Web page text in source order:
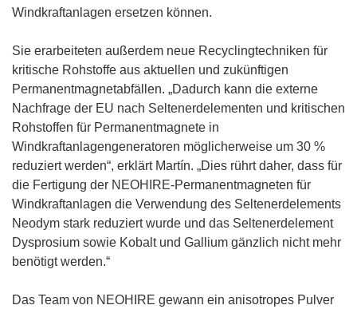
n
e
t
i
n
e
u
e
m
F
s
Windkraftanlagen ersetzen können.
Sie erarbeiteten außerdem neue Recyclingtechniken für
kritische Rohstoffe aus aktuellen und zukünftigen
Permanentmagnetabfällen. „Dadurch kann die externe
Nachfrage der EU nach Seltenerdelementen und kritischen
Rohstoffen für Permanentmagnete in
Windkraftanlagengeneratoren möglicherweise um 30 %
reduziert werden“, erklärt Martín. „Dies rührt daher, dass für
die Fertigung der NEOHIRE-Permanentmagneten für
Windkraftanlagen die Verwendung des Seltenerdelements
Neodym stark reduziert wurde und das Seltenerdelement
Dysprosium sowie Kobalt und Gallium gänzlich nicht mehr
benötigt werden.“
Das Team von NEOHIRE gewann ein anisotropes Pulver